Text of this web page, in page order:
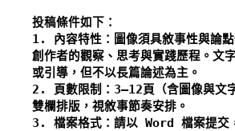
投稿條件如下：
1. 內容特性：圖像須具敘事性與論
創作者的觀察、思考與實踐歷程。文
或引導，但不以長篇論述為主。
2. 頁數限制：3–12頁（含圖像與文
雙欄排版，視敘事節奏安排。
3. 檔案格式：請以 Word 檔案提交